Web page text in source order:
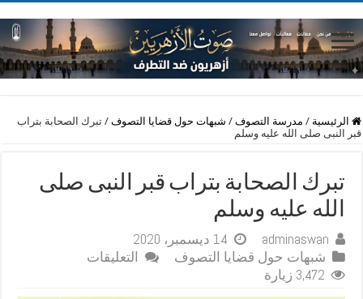
الرئيسية / مدرسة التصوف / شبهات حول قضايا التصوف / تبرك الصحابة بتراب
قبر النبى صلى الله عليه وسلم
تبرك الصحابة بتراب قبر النبى صلى
الله عليه وسلم
adminaswan
14 ديسمبر، 2020
شبهات حول قضايا التصوف
التعليقات
3,472 زيارة